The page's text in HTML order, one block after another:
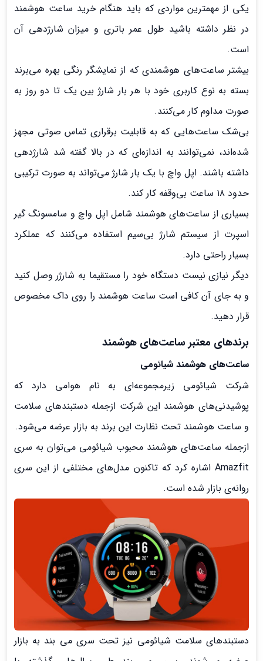
یکی از مهمترین مواردی که باید هنگام خرید ساعت هوشمند
در نظر داشته باشید طول عمر باتری و میزان شارژدهی آن
است.
بیشتر ساعت‌های هوشمندی که از نمایشگر رنگی بهره می‌برند
بسته به نوع کاربری خود با هر بار شارژ بین یک تا دو روز به
صورت مداوم کار می‌کنند.
بی‌شک ساعت‌هایی که به قابلیت برقراری تماس صوتی مجهز
شده‌اند، نمی‌توانند به اندازه‌ای که در بالا گفته شد شارژدهی
داشته باشند. اپل واچ با یک بار شارژ می‌تواند به صورت ترکیبی
حدود ۱۸ ساعت بی‌وقفه کار کند.
بسیاری از ساعت‌های هوشمند شامل اپل واچ و سامسونگ گیر
اسپرت از سیستم شارژ بی‌سیم استفاده می‌کنند که عملکرد
بسیار راحتی دارد.
دیگر نیازی نیست دستگاه خود را مستقیما به شارژر وصل کنید
و به جای آن کافی است ساعت هوشمند را روی داک مخصوص
قرار دهید.
برندهای معتبر ساعت‌های هوشمند
ساعت‌های هوشمند شیائومی
شرکت شیائومی زیرمجموعه‌ای به نام هوامی دارد که
پوشیدنی‌های هوشمند این شرکت ازجمله دستبندهای سلامت
و ساعت هوشمند تحت نظارت این برند به بازار عرضه می‌شود.
ازجمله ساعت‌های هوشمند محبوب شیائومی می‌توان به سری
Amazfit اشاره کرد که تاکنون مدل‌های مختلفی از این سری
روانه‌ی بازار شده است.
دستبندهای سلامت شیائومی نیز تحت سری می بند به بازار